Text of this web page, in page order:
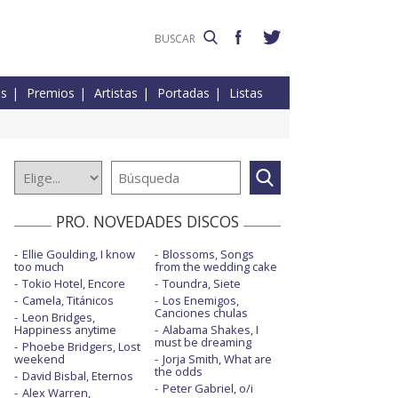
Premios Artistas Portadas Listas
PRO. NOVEDADES DISCOS
Ellie Goulding, I know
too much
Tokio Hotel, Encore
Camela, Titánicos
Leon Bridges,
Happiness anytime
Phoebe Bridgers, Lost
weekend
David Bisbal, Eternos
Alex Warren,
Blossoms, Songs
from the wedding cake
Toundra, Siete
Los Enemigos,
Canciones chulas
Alabama Shakes, I
must be dreaming
Jorja Smith, What are
the odds
Peter Gabriel, o/i